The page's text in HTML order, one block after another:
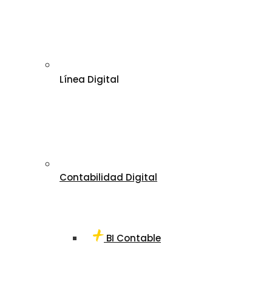
Línea Digital
Contabilidad Digital
BI Contable